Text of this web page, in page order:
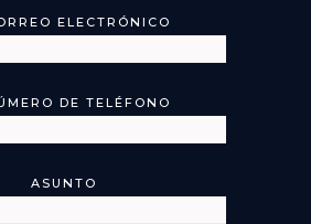
ELECTRÓNICO
DE TELÉFONO
ASUNTO